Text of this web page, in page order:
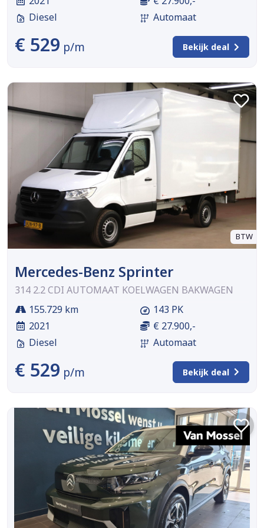
Diesel
Automaat
€ 529 p/m Bekijk deal
BTW
Mercedes-Benz Sprinter
314 2.2 CDI AUTOMAAT KOELWAGEN BAKWAGEN
155.729 km
2021
Diesel
143 PK
€ 27.900,-
Automaat
€ 529 p/m Bekijk deal